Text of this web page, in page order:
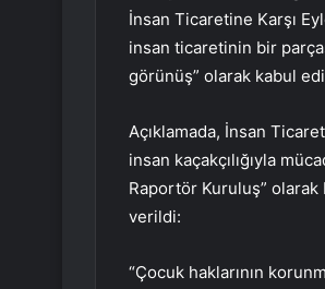
İnsan Ticaretine Karşı
insan ticaretinin bir
görünüş” olarak kabul
Açıklamada, İnsan
insan kaçakçılığıyla
Raportör Kuruluş”
verildi:
“Çocuk haklarının